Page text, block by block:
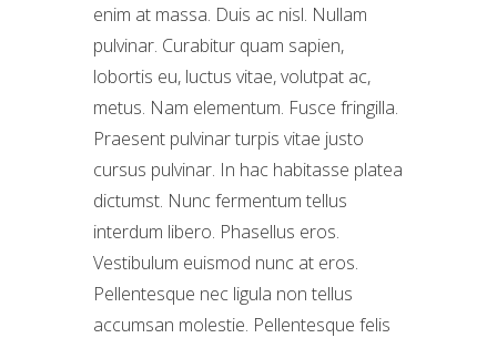
enim at massa. Duis ac nisl. Nullam
pulvinar. Curabitur quam sapien,
lobortis eu, luctus vitae, volutpat ac,
metus. Nam elementum. Fusce fringilla.
Praesent pulvinar turpis vitae justo
cursus pulvinar. In hac habitasse platea
dictumst. Nunc fermentum tellus
interdum libero. Phasellus eros.
Vestibulum euismod nunc at eros.
Pellentesque nec ligula non tellus
accumsan molestie. Pellentesque felis